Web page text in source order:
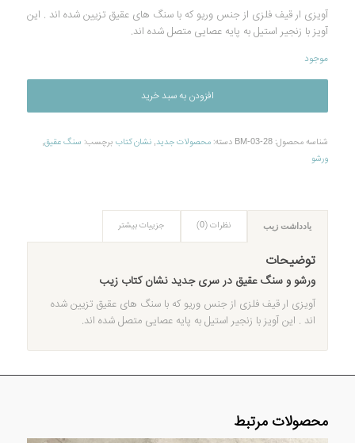
آویزی ار قیف فلزی از جنس وریو که با سنگ های عقیق تزیین شده اند . این
آویز با زنجیر استیل به پایه عصایی متصل شده اند.
موجود
افزودن به سبد خرید
شناسه محصول: BM-03-28 دسته: محصولات جديد, نشان کتاب برچسب: سنگ عقیق,
ورشو
یادداشت زیب نظرات (0) جزییات بیشتر
توضیحات
ورشو و سنگ عقیق در سری جدید نشان کتاب زیب
آویزی ار قیف فلزی از جنس وریو که با سنگ های عقیق تزیین شده
اند . این آویز با زنجیر استیل به پایه عصایی متصل شده اند.
محصولات مرتبط